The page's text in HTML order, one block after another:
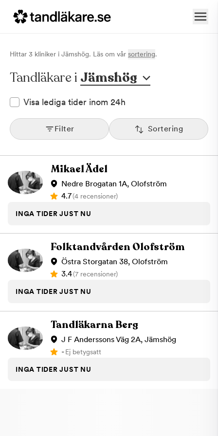
Hittar 3 kliniker i Jämshög. Läs om vår sortering.
Tandläkare i Jämshög
Visa lediga tider inom 24h
Filter Sortering
Mikael Ädel
Nedre Brogatan 1A, Olofström
4.7(4 recensioner)
INGA TIDER JUST NU
Folktandvården Olofström
Östra Storgatan 38, Olofström
3.4(7 recensioner)
INGA TIDER JUST NU
Tandläkarna Berg
J F Anderssons Väg 2A, Jämshög
-Ej betygsatt
INGA TIDER JUST NU